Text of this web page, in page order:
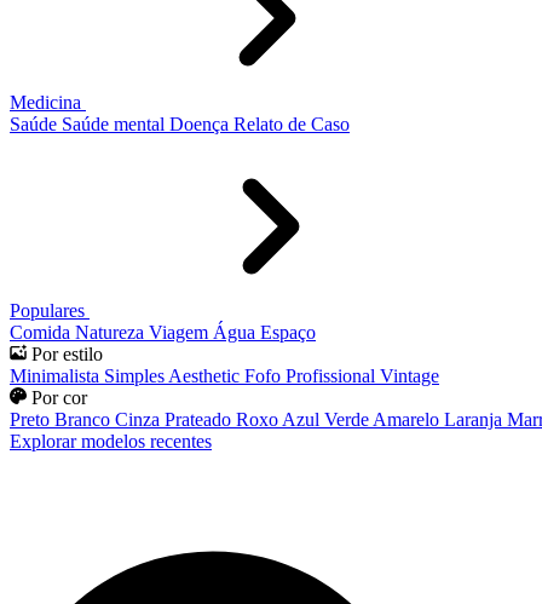
Medicina
Saúde Saúde mental Doença Relato de Caso
Populares
Comida Natureza Viagem Água Espaço
Por estilo
Minimalista Simples Aesthetic Fofo Profissional Vintage
Por cor
Preto Branco Cinza Prateado Roxo Azul Verde Amarelo Laranja
Explorar modelos recentes